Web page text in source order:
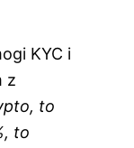
KYC i
z
to
to